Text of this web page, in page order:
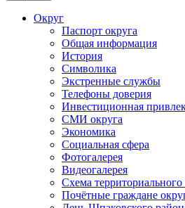
Округ
Паспорт округа
Общая информация
История
Символика
Экстренные службы
Телефоны доверия
Инвестиционная
СМИ округа
Экономика
Социальная сфера
Фотогалерея
Видеогалерея
Схема
Почётные граждане